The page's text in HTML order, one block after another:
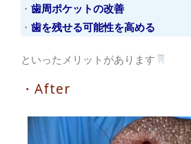
・ 歯周ポケットの改善
・ 歯を残せる可能性を高める
といったメリットがあります
・After